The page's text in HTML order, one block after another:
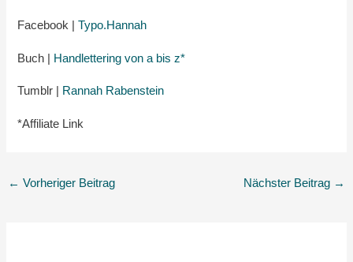
Facebook |Typo.Hannah
Buch | Handlettering von a bis z*
Tumblr | Rannah Rabenstein
*Affiliate Link
← Vorheriger Beitrag Nächster Beitrag →